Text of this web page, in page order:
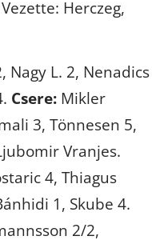
Herczeg,
Nagy L. 2, Nenadics
Csere: Mikler
3, Tönnesen 5,
Vranjes.
4, Thiagus
1, Skube 4.
2/2,